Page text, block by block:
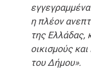
εγγεγραμμένα
η πλέον
της Ελλάδας,
οικισμούς
του Δήμου».